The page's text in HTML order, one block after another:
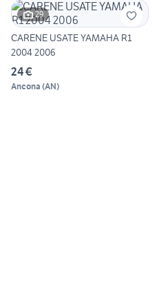
29
CARENE USATE YAMAHA R1
2004 2006
24 €
Ancona (AN)